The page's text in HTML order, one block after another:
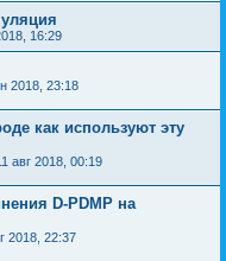
16:29
2018, 23:18
как используют эту
авг 2018, 00:19
D-PDMP на
2018, 22:37